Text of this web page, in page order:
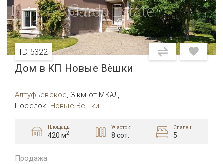
ID 5322
Дом в КП Новые Вёшки
Алтуфьевcкое, 3 км от МКАД
Посёлок: Новые Вёшки
Площадь:
420 м2
Участок:
8 сот.
Спален:
5
Продажа